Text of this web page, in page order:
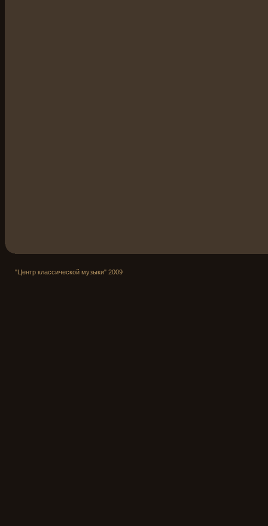
"Центр классической музыки" 2009